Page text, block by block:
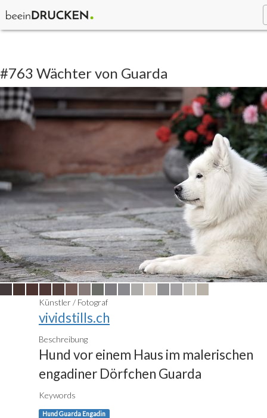
#763 Wächter von Guarda
Künstler / Fotograf
vividstills.ch
Beschreibung
Hund vor einem Haus im malerischen
engadiner Dörfchen Guarda
Keywords
Hund Guarda Engadin